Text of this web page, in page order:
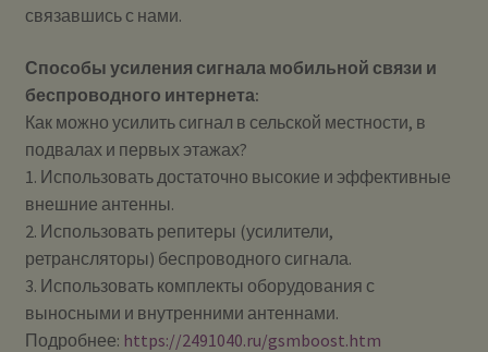
связавшись с нами.
Способы усиления сигнала мобильной связи и
беспроводного интернета:
Как можно усилить сигнал в сельской местности, в
подвалах и первых этажах?
1. Использовать достаточно высокие и эффективные
внешние антенны.
2. Использовать репитеры (усилители,
ретрансляторы) беспроводного сигнала.
3. Использовать комплекты оборудования с
выносными и внутренними антеннами.
Подробнее: https://2491040.ru/gsmboost.htm